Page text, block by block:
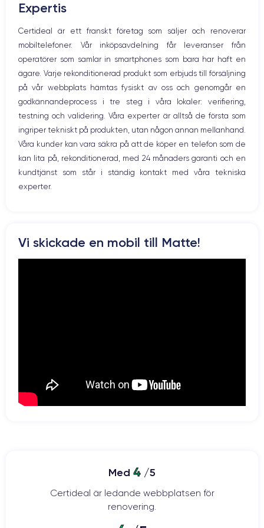
Apple A15 Bionic 6
Nom GPU
GPU 5-core
Fréq. processeur
3.22 GHz
12 Mpx 12 Mpx
Résolution vidéo
4K - 3840 x 2160 px
Recharge rapide
Oui, 20W
Batterie Type de SIM
Pour découvrir en détail les caractéristiques de ce smartphone,
Högtalare
Hem-knappen
Bluetooth
WiFi
Nätverk
Vibration
Prise USB
Expertis
Certideal är ett franskt företag som säljer och renoverar
mobiltelefoner. Vår inköpsavdelning får leveranser från
operatörer som samlar in smartphones som bara har haft en
ägare. Varje rekonditionerad produkt som erbjuds till försäljning
på vår webbplats hämtas fysiskt av oss och genomgår en
godkännandeprocess i tre steg i våra lokaler: verifiering,
testning och validering. Våra experter är alltså de första som
ingriper tekniskt på produkten, utan någon annan mellanhand.
Våra kunder kan vara säkra på att de köper en telefon som de
kan lita på, rekonditionerad, med 24 månaders garanti och en
kundtjänst som står i ständig kontakt med våra tekniska
experter.
Vi skickade en mobil till Matte!
Med 4 /5
Certideal är ledande webbplatsen för
renovering.